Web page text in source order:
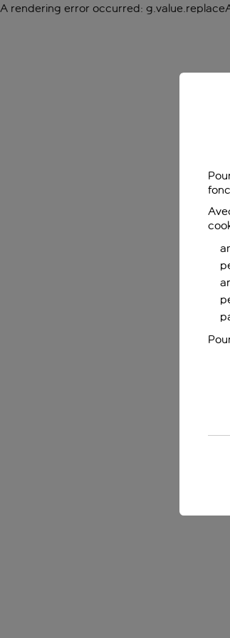
A rendering error occurred: